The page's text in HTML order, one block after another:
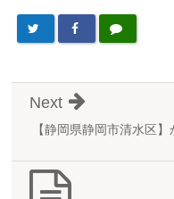
【静岡県静岡市清水区
Next